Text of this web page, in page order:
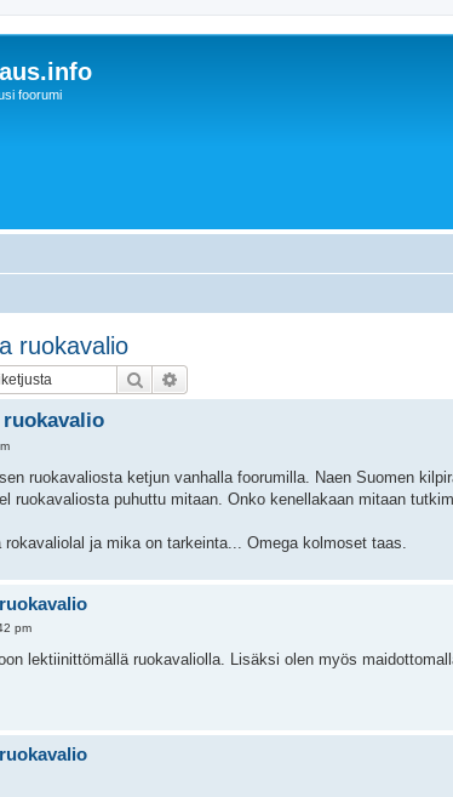
foorumi
ruokavalio
Etsi
ruokavaliosta ketjun vanhalla foorumilla. Naen Suomen
ruokavaliosta puhuttu mitaan. Onko kenellakaan mitaan
ja mika on tarkeinta... Omega kolmoset taas.
pm
lektiinittömällä ruokavaliolla. Lisäksi olen myös